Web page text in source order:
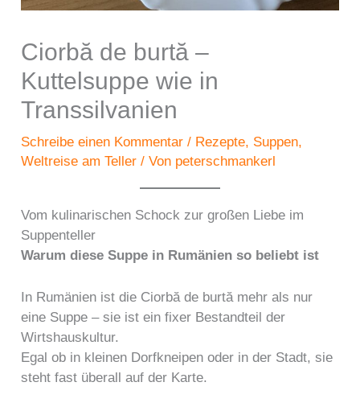
Ciorbă de burtă –
Kuttelsuppe wie in
Transsilvanien
Schreibe einen Kommentar / Rezepte, Suppen,
Weltreise am Teller / Von peterschmankerl
Vom kulinarischen Schock zur großen Liebe im
Suppenteller
Warum diese Suppe in Rumänien so beliebt ist
In Rumänien ist die Ciorbă de burtă mehr als nur
eine Suppe – sie ist ein fixer Bestandteil der
Wirtshauskultur.
Egal ob in kleinen Dorfkneipen oder in der Stadt, sie
steht fast überall auf der Karte.